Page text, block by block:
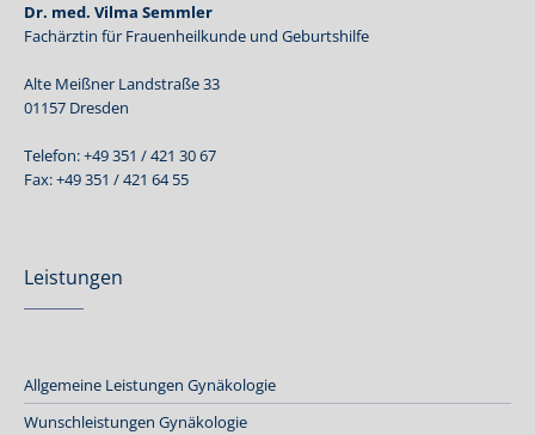
Dr. med. Vilma Semmler
Fachärztin für Frauenheilkunde und Geburtshilfe
Alte Meißner Landstraße 33
01157 Dresden
Telefon: +49 351 / 421 30 67
Fax: +49 351 / 421 64 55
Leistungen
Allgemeine Leistungen Gynäkologie
Wunschleistungen Gynäkologie